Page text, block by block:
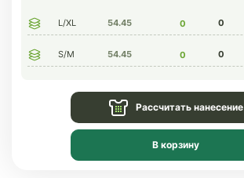
L/XL 54.45 0 0
S/M 54.45 0 0
Рассчитать нанесение
В корзину